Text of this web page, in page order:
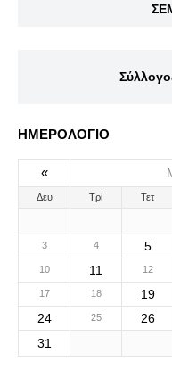
ΗΜΕΡΟΛΟΓΙΟ
«
Δευ Τρί Τετ
3 4 5
10 11 12
17 18 19
24 25 26
31